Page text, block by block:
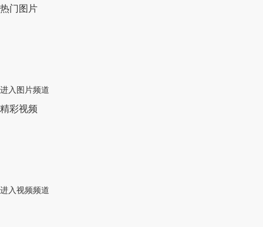
热门图片
进入图片频道
精彩视频
进入视频频道